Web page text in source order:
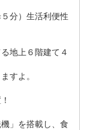
分）生活利便性
地上６階建て４
すよ。
」を搭載し、食